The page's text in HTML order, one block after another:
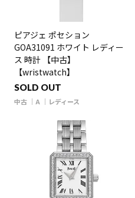
ピアジェ ポセション
GOA31091 ホワイト レディー
ス 時計 【中古】
【wristwatch】
SOLD OUT
中古 A レディース